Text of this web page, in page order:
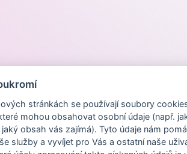
stránkách se používají soubory
mohou obsahovat osobní údaje (např.
jaký obsah vás zajímá). Tyto údaje nám
služby a vyvíjet pro Vás a ostatní naše